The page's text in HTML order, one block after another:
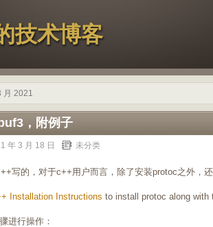
技术博客
月 2021
，附例子
年 3 月 18 日 未分类
写的，对于c++用户而言，除了安装protoc之外，
Installation Instructions to install protoc along with
进行操作：